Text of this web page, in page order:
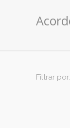
Filtrar por: